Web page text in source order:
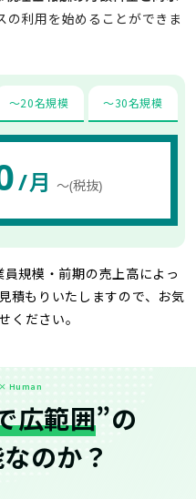
の利用を始めることができま
〜20名規模 〜30名規模
/月 〜(税抜)
規模・前期の売上高によっ
積もりいたしますので、お気
ください。
Human
広範囲”の
のか？